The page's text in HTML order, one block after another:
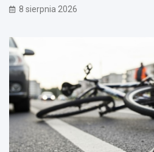
8 sierpnia 2026